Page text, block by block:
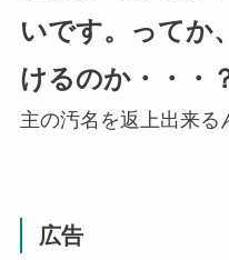
いです。ってか
けるのか・・・
主の汚名を返上出来る
広告